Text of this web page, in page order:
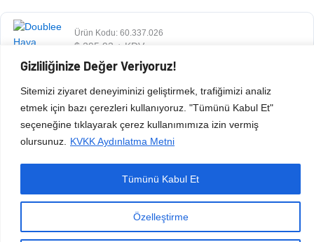
Gizliliğinize Değer Veriyoruz!
Sitemizi ziyaret deneyiminizi geliştirmek, trafiğimizi analiz
etmek için bazı çerezleri kullanıyoruz. "Tümünü Kabul Et"
seçeneğine tıklayarak çerez kullanımımıza izin vermiş
olursunuz.
KVKK Aydınlatma Metni
Özelleştirme
Tümünü Kabul Et
Ürün Kodu: 60.337.026
$ 295,93 + KDV